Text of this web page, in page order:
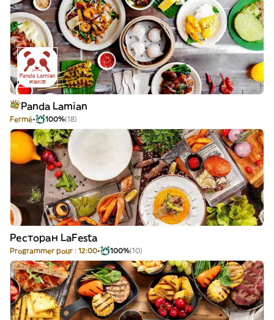
Panda Lamian
Fermé 100%(18)
Ресторан LaFesta
Programmer pour : 12:00 100%(10)